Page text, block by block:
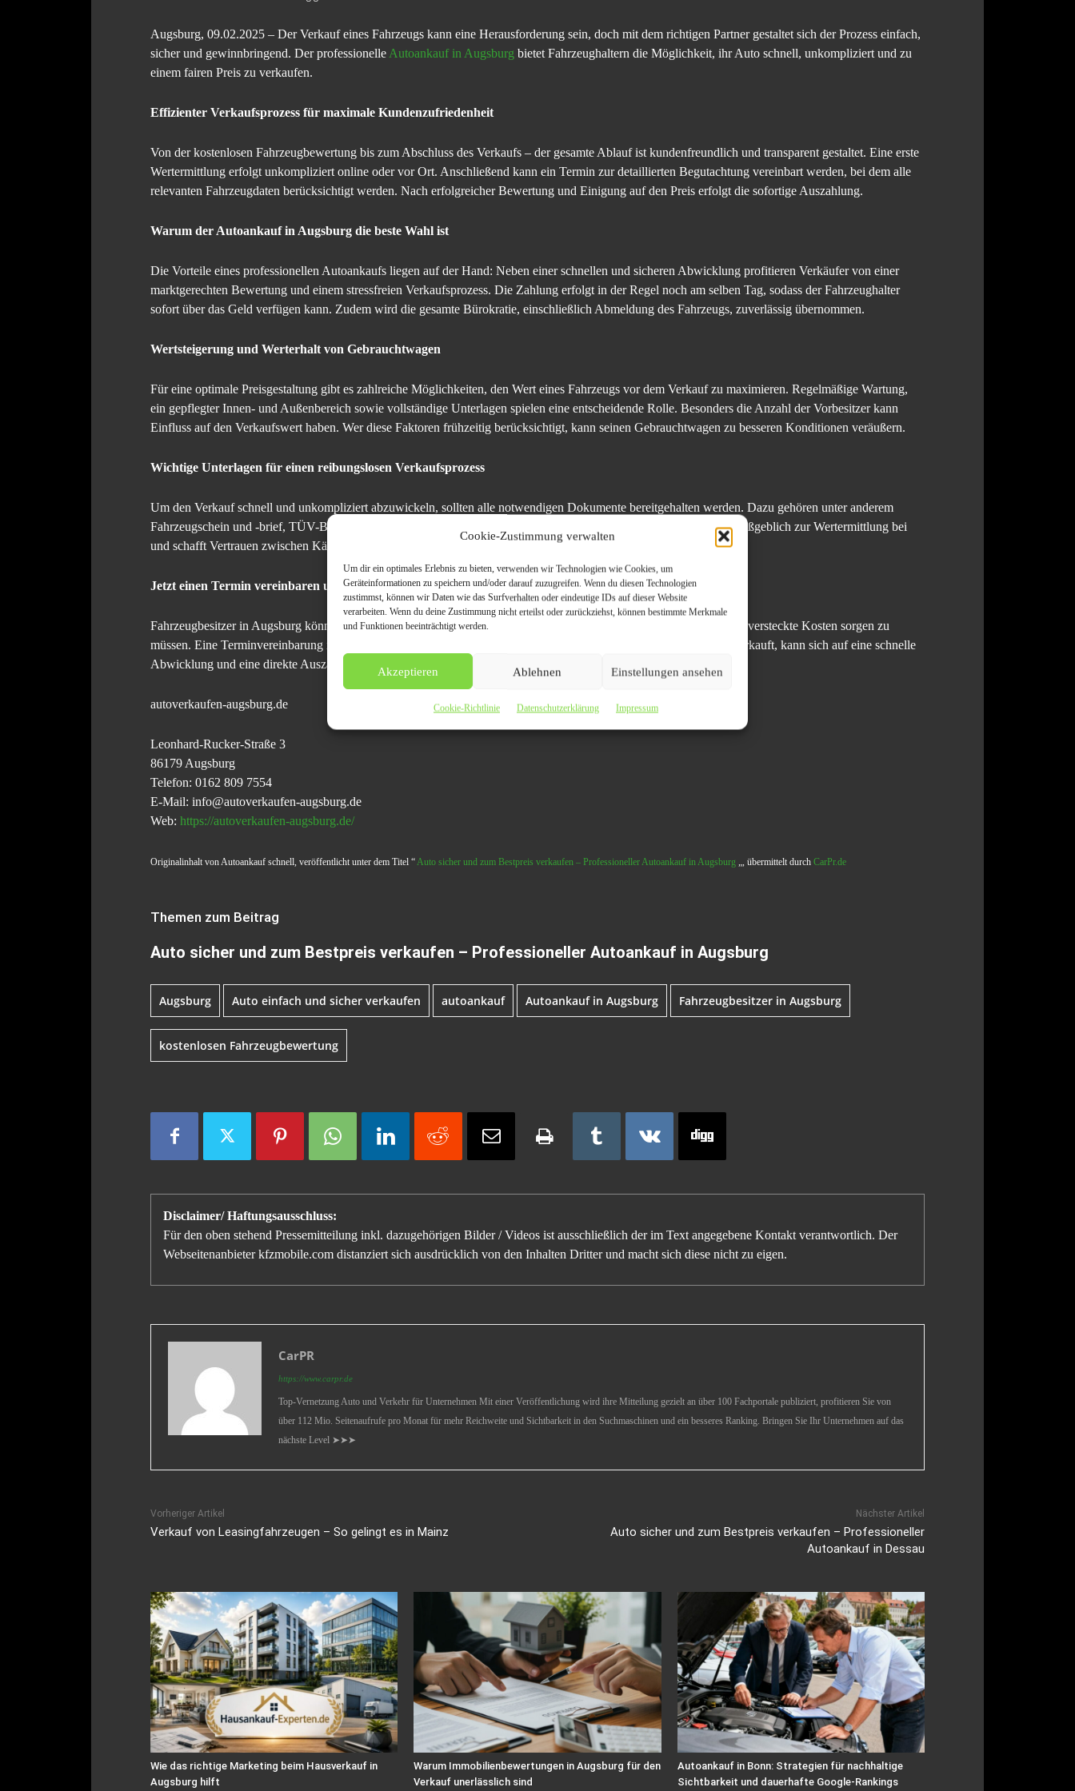
Cookie-Zustimmung verwalten
Um dir ein optimales Erlebnis zu bieten, verwenden wir Technologien wie Cookies, um
Geräteinformationen zu speichern und/oder darauf zuzugreifen. Wenn du diesen Technologien
zustimmst, können wir Daten wie das Surfverhalten oder eindeutige IDs auf dieser Website
verarbeiten. Wenn du deine Zustimmung nicht erteilst oder zurückziehst, können bestimmte Merkmale
und Funktionen beeinträchtigt werden.
Akzeptieren Ablehnen Einstellungen ansehen
Cookie-Richtlinie Datenschutzerklärung Impressum
Augsburg, 09.02.2025 – Der Verkauf eines Fahrzeugs kann eine Herausforderung sein, doch mit dem richtigen Partner gestaltet sich der Prozess einfach,
sicher und gewinnbringend. Der professionelle Autoankauf in Augsburg bietet Fahrzeughaltern die Möglichkeit, ihr Auto schnell, unkompliziert und zu
einem fairen Preis zu verkaufen.
Effizienter Verkaufsprozess für maximale Kundenzufriedenheit
Von der kostenlosen Fahrzeugbewertung bis zum Abschluss des Verkaufs – der gesamte Ablauf ist kundenfreundlich und transparent gestaltet. Eine erste
Wertermittlung erfolgt unkompliziert online oder vor Ort. Anschließend kann ein Termin zur detaillierten Begutachtung vereinbart werden, bei dem alle
relevanten Fahrzeugdaten berücksichtigt werden. Nach erfolgreicher Bewertung und Einigung auf den Preis erfolgt die sofortige Auszahlung.
Warum der Autoankauf in Augsburg die beste Wahl ist
Die Vorteile eines professionellen Autoankaufs liegen auf der Hand: Neben einer schnellen und sicheren Abwicklung profitieren Verkäufer von einer
marktgerechten Bewertung und einem stressfreien Verkaufsprozess. Die Zahlung erfolgt in der Regel noch am selben Tag, sodass der Fahrzeughalter
sofort über das Geld verfügen kann. Zudem wird die gesamte Bürokratie, einschließlich Abmeldung des Fahrzeugs, zuverlässig übernommen.
Wertsteigerung und Werterhalt von Gebrauchtwagen
Für eine optimale Preisgestaltung gibt es zahlreiche Möglichkeiten, den Wert eines Fahrzeugs vor dem Verkauf zu maximieren. Regelmäßige Wartung,
ein gepflegter Innen- und Außenbereich sowie vollständige Unterlagen spielen eine entscheidende Rolle. Besonders die Anzahl der Vorbesitzer kann
Einfluss auf den Verkaufswert haben. Wer diese Faktoren frühzeitig berücksichtigt, kann seinen Gebrauchtwagen zu besseren Konditionen veräußern.
Wichtige Unterlagen für einen reibungslosen Verkaufsprozess
Um den Verkauf schnell und unkompliziert abzuwickeln, sollten alle notwendigen Dokumente bereitgehalten werden. Dazu gehören unter anderem
Fahrzeugschein und -brief, TÜV-Bericht sowie ein lückenloses Serviceheft. Eine vollständige Dokumentation trägt maßgeblich zur Wertermittlung bei
und schafft Vertrauen zwischen Käufer und Verkäufer.
Jetzt einen Termin vereinbaren und sofort verkaufen
Fahrzeugbesitzer in Augsburg können ihr Auto einfach und sicher verkaufen, ohne sich um langwierige Prozesse oder versteckte Kosten sorgen zu
müssen. Eine Terminvereinbarung ist jederzeit möglich – ob online oder telefonisch. Wer seinen Wagen noch heute verkauft, kann sich auf eine schnelle
Abwicklung und eine direkte Auszahlung freuen.
autoverkaufen-augsburg.de
Leonhard-Rucker-Straße 3
86179 Augsburg
Telefon: 0162 809 7554
E-Mail: info@autoverkaufen-augsburg.de
Web: https://autoverkaufen-augsburg.de/
Originalinhalt von Autoankauf schnell, veröffentlicht unter dem Titel “Auto sicher und zum Bestpreis verkaufen – Professioneller Autoankauf in Augsburg „, übermittelt durch CarPr.de
Themen zum Beitrag
Auto sicher und zum Bestpreis verkaufen – Professioneller Autoankauf in Augsburg
Augsburg Auto einfach und sicher verkaufen autoankauf Autoankauf in Augsburg Fahrzeugbesitzer in Augsburg
kostenlosen Fahrzeugbewertung
Disclaimer/ Haftungsausschluss:
Für den oben stehend Pressemitteilung inkl. dazugehörigen Bilder / Videos ist ausschließlich der im Text angegebene Kontakt verantwortlich. Der
Webseitenanbieter kfzmobile.com distanziert sich ausdrücklich von den Inhalten Dritter und macht sich diese nicht zu eigen.
CarPR
https://www.carpr.de
Top-Vernetzung Auto und Verkehr für Unternehmen Mit einer Veröffentlichung wird ihre Mitteilung gezielt an über 100 Fachportale publiziert, profitieren Sie von
über 112 Mio. Seitenaufrufe pro Monat für mehr Reichweite und Sichtbarkeit in den Suchmaschinen und ein besseres Ranking. Bringen Sie Ihr Unternehmen auf das
nächste Level ➤➤➤
Vorheriger Artikel
Verkauf von Leasingfahrzeugen – So gelingt es in Mainz
Nächster Artikel
Auto sicher und zum Bestpreis verkaufen – Professioneller
Autoankauf in Dessau
Wie das richtige Marketing beim Hausverkauf in
Augsburg hilft
Warum Immobilienbewertungen in Augsburg für den
Verkauf unerlässlich sind
Autoankauf in Bonn: Strategien für nachhaltige
Sichtbarkeit und dauerhafte Google-Rankings